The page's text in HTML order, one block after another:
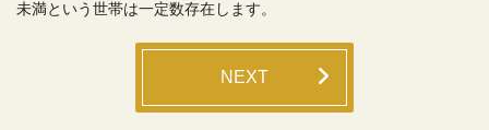
未満という世帯は一定数存在します。
NEXT